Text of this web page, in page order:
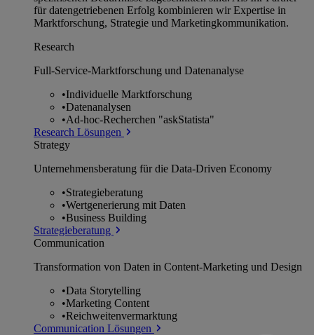
für datengetriebenen Erfolg kombinieren wir Expertise in
Marktforschung, Strategie und Marketingkommunikation.
Research
Full-Service-Marktforschung und Datenanalyse
•Individuelle Marktforschung
•Datenanalysen
•Ad-hoc-Recherchen "askStatista"
Research Lösungen
Strategy
Unternehmens­beratung für die Data-Driven Economy
•Strategieberatung
•Wertgenerierung mit Daten
•Business Building
Strategieberatung
Communication
Transformation von Daten in Content-Marketing und Design
•Data Storytelling
•Marketing Content
•Reichweitenvermarktung
Communication Lösungen